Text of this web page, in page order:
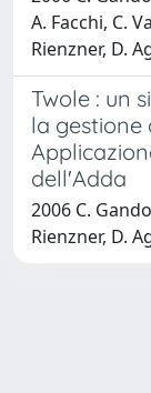
A. Facchi, C.
Rienzner, D.
Twole : un
la gestione
dell'Adda
2006 C.
Rienzner, D.